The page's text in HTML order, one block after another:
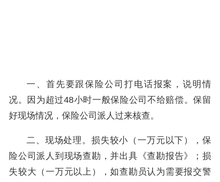
一、首先要跟保险公司打电话报案，说明情
况。因为超过48小时一般保险公司不给赔偿。保留
好现场情况，保险公司派人过来核查。
二、现场处理。损失较小（一万元以下），保
险公司派人到现场查勘，并出具《查勘报告》；损
失较大（一万元以上），如查勘员认为需要报交警